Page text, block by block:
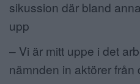
sikussion där bland
upp
– Vi är mitt uppe i det
nämnden in aktörer